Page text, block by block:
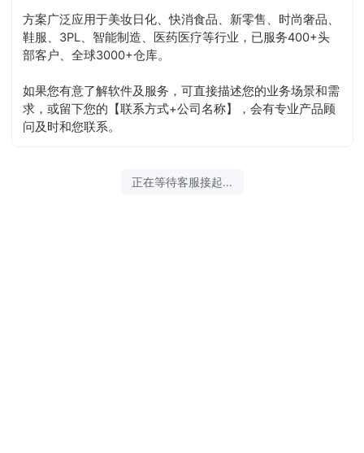
方案广泛应用于美妆日化、快消食品、新零售、时尚奢品、
鞋服、3PL、智能制造、医药医疗等行业，已服务400+头
部客户、全球3000+仓库。
如果您有意了解软件及服务，可直接描述您的业务场景和需
求，或留下您的【联系方式+公司名称】，会有专业产品顾
问及时和您联系。
2026-08-07 06:43:09 开始沟通